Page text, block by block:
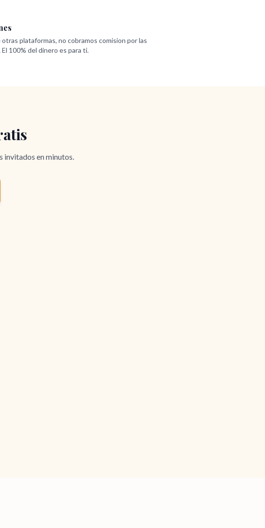
plataformas, no cobramos comision por las
100% del dinero es para ti.
invitados en minutos.